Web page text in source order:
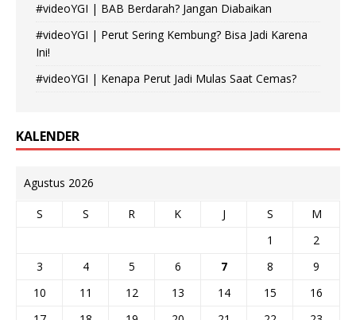
#videoYGI | BAB Berdarah? Jangan Diabaikan
#videoYGI | Perut Sering Kembung? Bisa Jadi Karena
Ini!
#videoYGI | Kenapa Perut Jadi Mulas Saat Cemas?
KALENDER
Agustus 2026
S S R K J S
M
1
2
3
4 5 6 7 8
9
10
11 12 13 14 15
16